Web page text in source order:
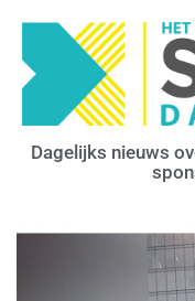
Dagelijks nieuws